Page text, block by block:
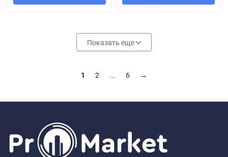
Показать еще
1 2 ... 6 →